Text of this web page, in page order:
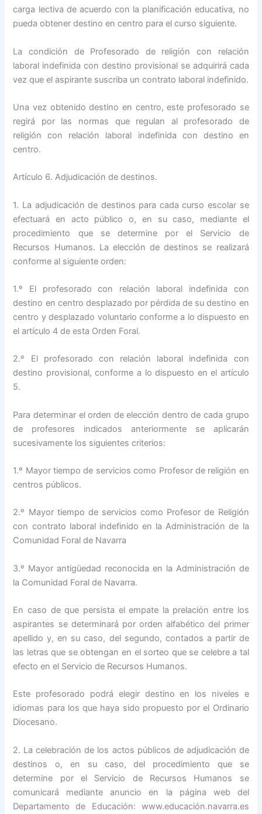
carga lectiva de acuerdo con la planificación educativa, no
pueda obtener destino en centro para el curso siguiente.
La condición de Profesorado de religión con relación
laboral indefinida con destino provisional se adquirirá cada
vez que el aspirante suscriba un contrato laboral indefinido.
Una vez obtenido destino en centro, este profesorado se
regirá por las normas que regulan al profesorado de
religión con relación laboral indefinida con destino en
centro.
Artículo 6. Adjudicación de destinos.
1. La adjudicación de destinos para cada curso escolar se
efectuará en acto público o, en su caso, mediante el
procedimiento que se determine por el Servicio de
Recursos Humanos. La elección de destinos se realizará
conforme al siguiente orden:
1.º El profesorado con relación laboral indefinida con
destino en centro desplazado por pérdida de su destino en
centro y desplazado voluntario conforme a lo dispuesto en
el artículo 4 de esta Orden Foral.
2.º El profesorado con relación laboral indefinida con
destino provisional, conforme a lo dispuesto en el artículo
5.
Para determinar el orden de elección dentro de cada grupo
de profesores indicados anteriormente se aplicarán
sucesivamente los siguientes criterios:
1.º Mayor tiempo de servicios como Profesor de religión en
centros públicos.
2.º Mayor tiempo de servicios como Profesor de Religión
con contrato laboral indefinido en la Administración de la
Comunidad Foral de Navarra
3.º Mayor antigüedad reconocida en la Administración de
la Comunidad Foral de Navarra.
En caso de que persista el empate la prelación entre los
aspirantes se determinará por orden alfabético del primer
apellido y, en su caso, del segundo, contados a partir de
las letras que se obtengan en el sorteo que se celebre a tal
efecto en el Servicio de Recursos Humanos.
Este profesorado podrá elegir destino en los niveles e
idiomas para los que haya sido propuesto por el Ordinario
Diocesano.
2. La celebración de los actos públicos de adjudicación de
destinos o, en su caso, del procedimiento que se
determine por el Servicio de Recursos Humanos se
comunicará mediante anuncio en la página web del
Departamento de Educación: www.educación.navarra.es